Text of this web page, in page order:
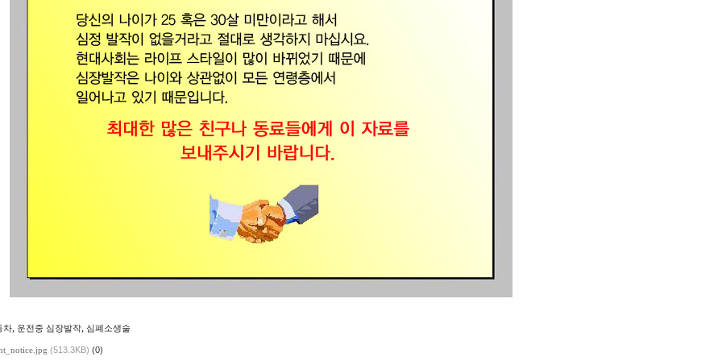
차, 운전중 심장발작, 심폐소생술
(513.3KB) (0)